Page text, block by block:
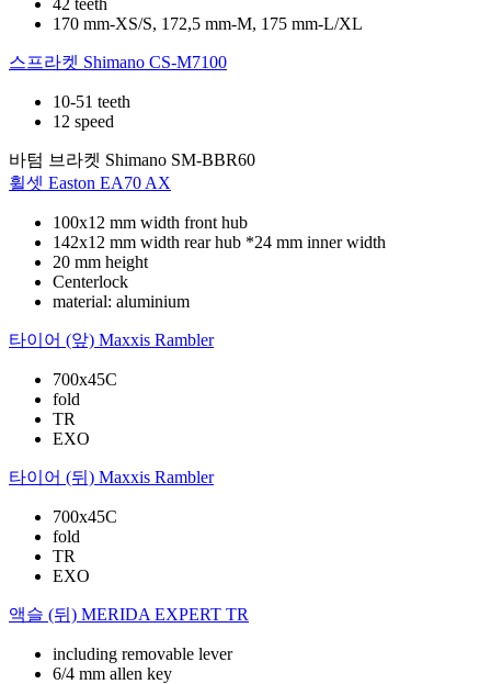
170 mm-XS/S, 172,5 mm-M, 175 mm-L/XL
스프라켓 Shimano CS-M7100
10-51 teeth
12 speed
바텀 브라켓 Shimano SM-BBR60
휠셋 Easton EA70 AX
100x12 mm width front hub
142x12 mm width rear hub *24 mm inner width
20 mm height
Centerlock
material: aluminium
타이어 (앞) Maxxis Rambler
700x45C
fold
TR
EXO
타이어 (뒤) Maxxis Rambler
700x45C
fold
TR
EXO
액슬 (뒤) MERIDA EXPERT TR
including removable lever
6/4 mm allen key